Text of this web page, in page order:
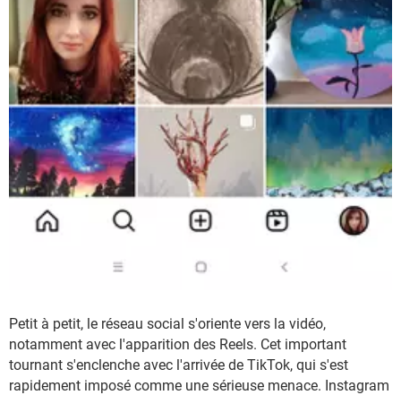
Petit à petit, le réseau social s'oriente vers la vidéo,
notamment avec l'apparition des Reels. Cet important
tournant s'enclenche avec l'arrivée de TikTok, qui s'est
rapidement imposé comme une sérieuse menace. Instagram